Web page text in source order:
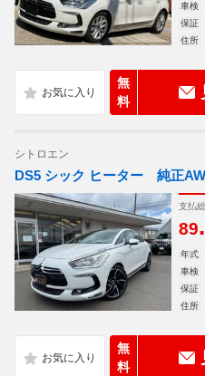
車検
保証
住所
無
料
シトロエン
DS5 シック ヒーター 純正
支払
89.
年式
車検
保証
住所
無
料